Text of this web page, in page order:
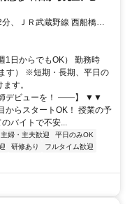
、ＪＲ武蔵野線 西船橋南
本線 西船橋南口徒歩約2分
1日からでもOK） 勤務時
す） ※短期・長期、平日の
す。
デビューを！ ――】 ▼▼
らスタートOK！ 授業の予
バイトで不安...
主婦・主夫歓迎
平日のみOK
研修あり
フルタイム歓迎